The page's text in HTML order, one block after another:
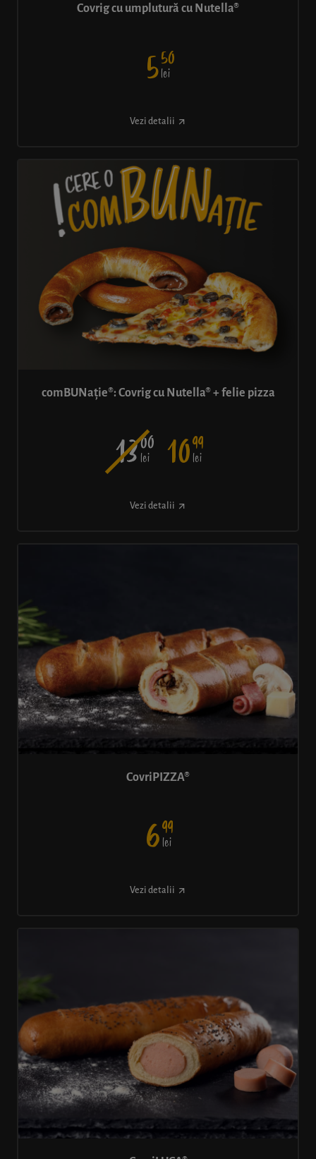
Covrig cu umplutură cu Nutella®
550
lei
Vezi detalii
comBUNație®: Covrig cu Nutella® + felie pizza
1300
lei 1099
lei
Vezi detalii
CovriPIZZA®
699
lei
Vezi detalii